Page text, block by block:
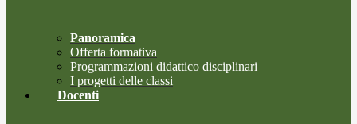
Panoramica
Offerta formativa
Programmazioni didattico disciplinari
I progetti delle classi
Docenti